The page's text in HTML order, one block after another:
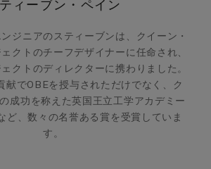
ィーブン・ペイン
ジニアのスティーブンは、クイーン・
クトのチーフデザイナーに任命され、
クトのディレクターに携わりました。
献でOBEを授与されただけでなく、ク
成功を称えた英国王立工学アカデミー
ど、数々の名誉ある賞を受賞していま
す。